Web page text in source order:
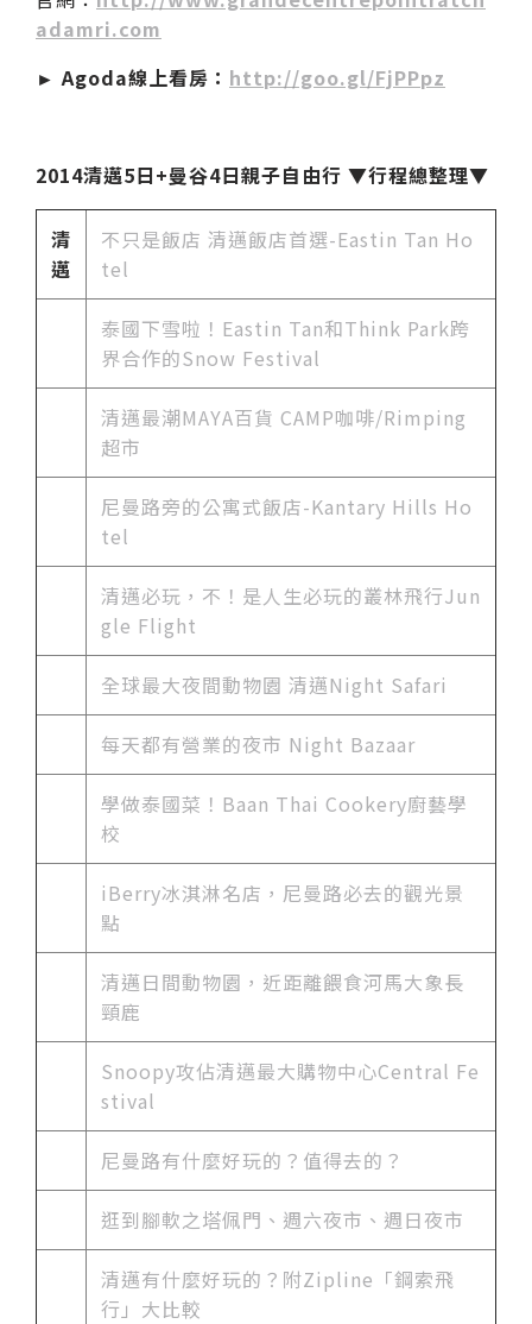
adamri.com
► Agoda線上看房： http://goo.gl/FjPPpz
2014清邁5日+曼谷4日親子自由行 ▼行程總整理▼
清
邁
不只是飯店 清邁飯店首選-Eastin Tan Ho
tel
泰國下雪啦！Eastin Tan和Think Park跨
界合作的Snow Festival
清邁最潮MAYA百貨 CAMP咖啡/Rimping
超市
尼曼路旁的公寓式飯店-Kantary Hills Ho
tel
清邁必玩，不！是人生必玩的叢林飛行Jun
gle Flight
全球最大夜間動物園 清邁Night Safari
每天都有營業的夜市 Night Bazaar
學做泰國菜！Baan Thai Cookery廚藝學
校
iBerry冰淇淋名店，尼曼路必去的觀光景
點
清邁日間動物園，近距離餵食河馬大象長
頸鹿
Snoopy攻佔清邁最大購物中心Central Fe
stival
尼曼路有什麼好玩的？值得去的？
逛到腳軟之塔佩門、週六夜市、週日夜市
清邁有什麼好玩的？附Zipline「鋼索飛
行」大比較